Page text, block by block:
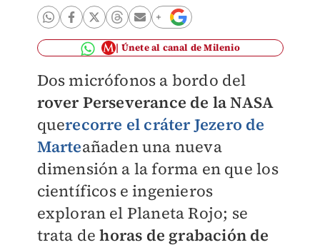
Únete al canal de Milenio
Dos micrófonos a bordo del
rover Perseverance de la NASA
querecorre el cráter Jezero de
Marteañaden una nueva
dimensión a la forma en que los
científicos e ingenieros
exploran el Planeta Rojo; se
trata dehoras de grabación de